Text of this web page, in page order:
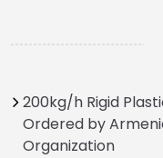
200kg/h Rigid
Ordered by
Organization